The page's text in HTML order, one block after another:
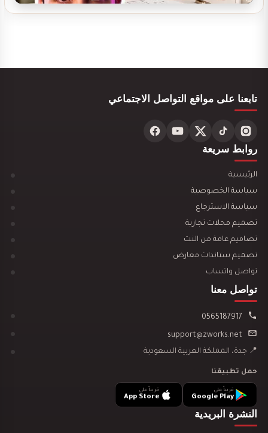
تصميم ديكور مطعم مندي يجذب العملاء ويرفع…
تصميم ديكور مطعم بروست يجذب العملاء ويرفع…
تابعنا على مواقع التواصل الاجتماعي
روابط سريعة
الرئيسية
سياسة الخصوصية
سياسة الاسترجاع
تصميم محلات تجارية
تصاميم عامة من النت
تصميم ستاندات معارض
تواصل واتساب
تواصل معنا
📍 جدة، المملكة العربية السعودية
حمل تطبيقنا
قريباً على
Google Play
قريباً على
App Store
النشرة البريدية